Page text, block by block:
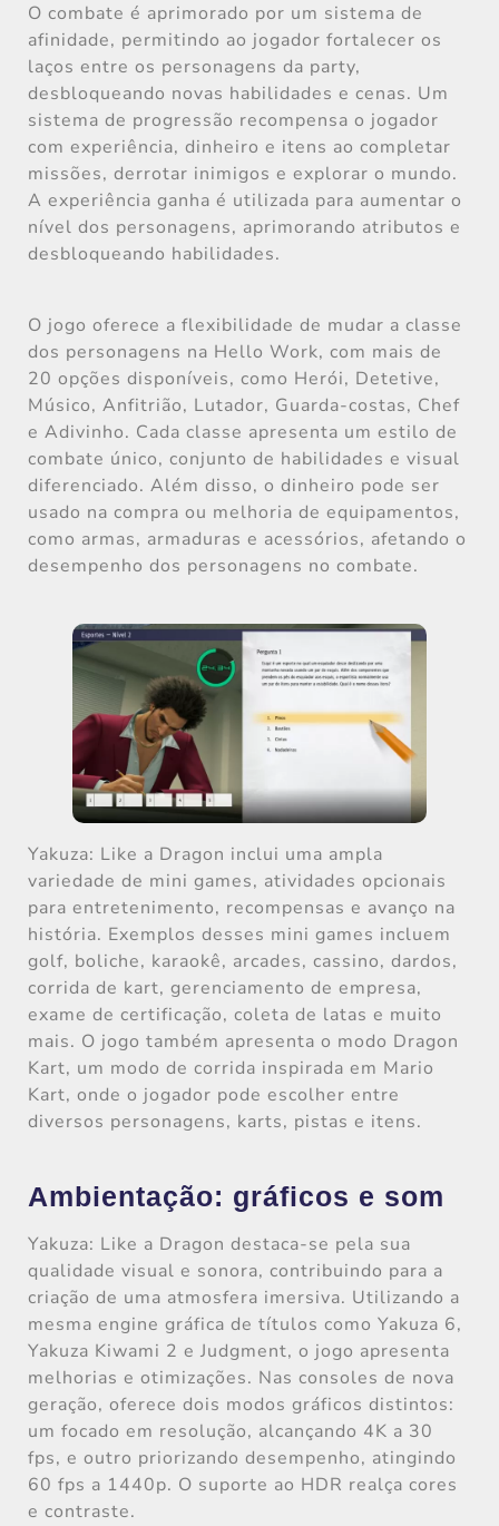
O combate é aprimorado por um sistema de
afinidade, permitindo ao jogador fortalecer os
laços entre os personagens da party,
desbloqueando novas habilidades e cenas. Um
sistema de progressão recompensa o jogador
com experiência, dinheiro e itens ao completar
missões, derrotar inimigos e explorar o mundo.
A experiência ganha é utilizada para aumentar o
nível dos personagens, aprimorando atributos e
desbloqueando habilidades.
O jogo oferece a flexibilidade de mudar a classe
dos personagens na Hello Work, com mais de
20 opções disponíveis, como Herói, Detetive,
Músico, Anfitrião, Lutador, Guarda-costas, Chef
e Adivinho. Cada classe apresenta um estilo de
combate único, conjunto de habilidades e visual
diferenciado. Além disso, o dinheiro pode ser
usado na compra ou melhoria de equipamentos,
como armas, armaduras e acessórios, afetando o
desempenho dos personagens no combate.
Yakuza: Like a Dragon inclui uma ampla
variedade de mini games, atividades opcionais
para entretenimento, recompensas e avanço na
história. Exemplos desses mini games incluem
golf, boliche, karaokê, arcades, cassino, dardos,
corrida de kart, gerenciamento de empresa,
exame de certificação, coleta de latas e muito
mais. O jogo também apresenta o modo Dragon
Kart, um modo de corrida inspirada em Mario
Kart, onde o jogador pode escolher entre
diversos personagens, karts, pistas e itens.
Ambientação: gráficos e som
Yakuza: Like a Dragon destaca-se pela sua
qualidade visual e sonora, contribuindo para a
criação de uma atmosfera imersiva. Utilizando a
mesma engine gráfica de títulos como Yakuza 6,
Yakuza Kiwami 2 e Judgment, o jogo apresenta
melhorias e otimizações. Nas consoles de nova
geração, oferece dois modos gráficos distintos:
um focado em resolução, alcançando 4K a 30
fps, e outro priorizando desempenho, atingindo
60 fps a 1440p. O suporte ao HDR realça cores
e contraste.